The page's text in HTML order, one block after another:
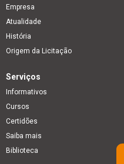
Empresa
Atualidade
História
Origem da Licitação
Serviços
Informativos
Cursos
Certidões
Saiba mais
Biblioteca